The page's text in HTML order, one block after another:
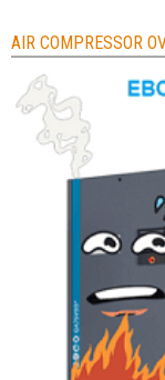
AIR COMPRESSOR